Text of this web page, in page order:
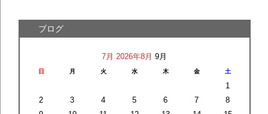
ブログ
7月 2026年8月 9月
日 月 火 水 木 金 土
1
2
3 4 5 6 7
8